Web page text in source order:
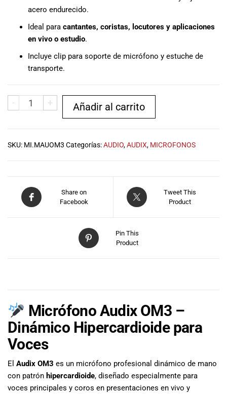
acero endurecido.
Ideal para cantantes, coristas, locutores y aplicaciones
en vivo o estudio.
Incluye clip para soporte de micrófono y estuche de
transporte.
- + Añadir al carrito
SKU: MI.MAUOM3 Categorías:AUDIO,AUDIX, MICROFONOS
Share on
Facebook
Tweet This
Product
Pin This
Product
Micrófono Audix OM3 –
Dinámico Hipercardioide para
Voces
El Audix OM3 es un micrófono profesional dinámico de mano
con patrón hipercardioide, diseñado especialmente para
voces principales y coros en presentaciones en vivo y